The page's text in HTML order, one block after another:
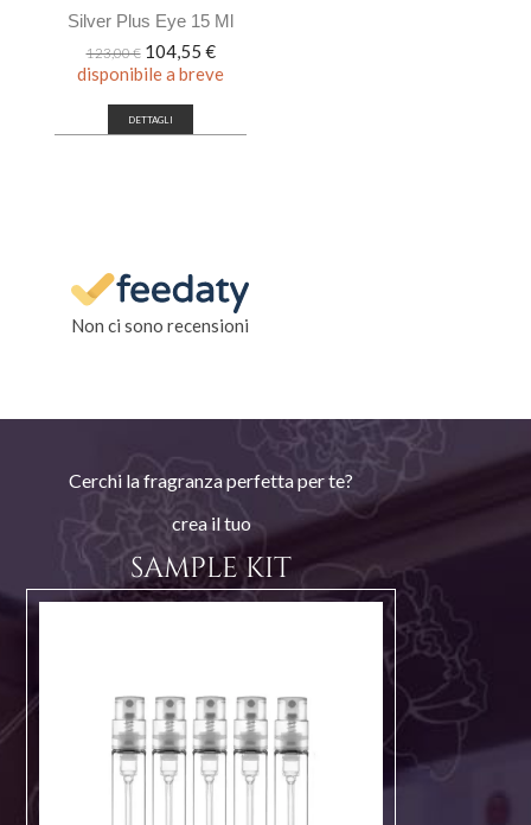
Silver Plus Eye 15 Ml
Prezzo
base
123,00 € Prezzo
104,55 €
disponibile a breve
DETTAGLI
Non ci sono recensioni
Cerchi la fragranza perfetta per te?
crea il tuo
SAMPLE KIT